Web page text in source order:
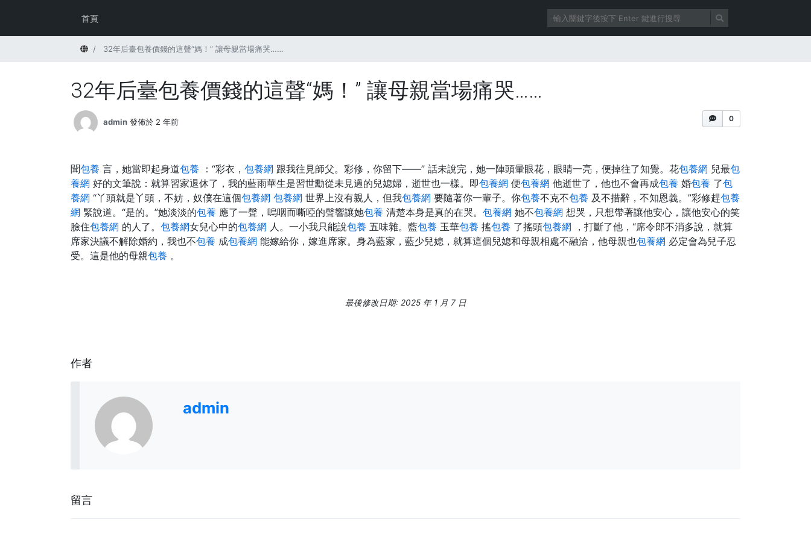
首頁
首頁 32年后臺包養價錢的這聲“媽！” 讓母親當場痛哭……
32年后臺包養價錢的這聲“媽！” 讓母親當場痛哭……
0
admin 發佈於 2 年前
聞包養 言，她當即起身道包養 ：“彩衣， 包養網 跟我往見師父。彩修，你留下——” 話未說完，她一陣頭暈眼花，眼睛一亮，便掉往了知覺。花包養網 兒最包
養網 好的文筆說：就算習家退休了，我的藍雨華生是習世勳從未見過的兒媳婦，逝世也一樣。即包養網 便包養網 他逝世了，他也不會再成包養 婚包養 了包
養網 “丫頭就是丫頭，不妨，奴僕在這個包養網 包養網 世界上沒有親人，但我包養網 要隨著你一輩子。你包養不克不包養 及不措辭，不知恩義。”彩修趕包養
網 緊說道。“是的。”她淡淡的包養 應了一聲，嗚咽而嘶啞的聲響讓她包養 清楚本身是真的在哭。 包養網 她不包養網 想哭，只想帶著讓他安心，讓他安心的笑
臉住包養網 的人了。 包養網女兒心中的包養網 人。一小我只能說包養 五味雜。藍包養 玉華包養 搖包養 了搖頭包養網 ，打斷了他，“席令郎不消多說，就算
席家決議不解除婚約，我也不包養 成包養網 能嫁給你，嫁進席家。身為藍家，藍少兒媳，就算這個兒媳和母親相處不融洽，他母親也包養網 必定會為兒子忍
受。這是他的母親包養 。
最後修改日期: 2025 年 1 月 7 日
作者
admin
留言